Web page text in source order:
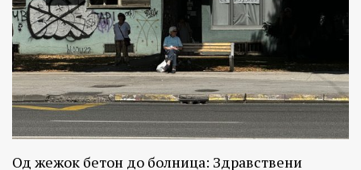
Од жежок бетон до болница: Здравствени